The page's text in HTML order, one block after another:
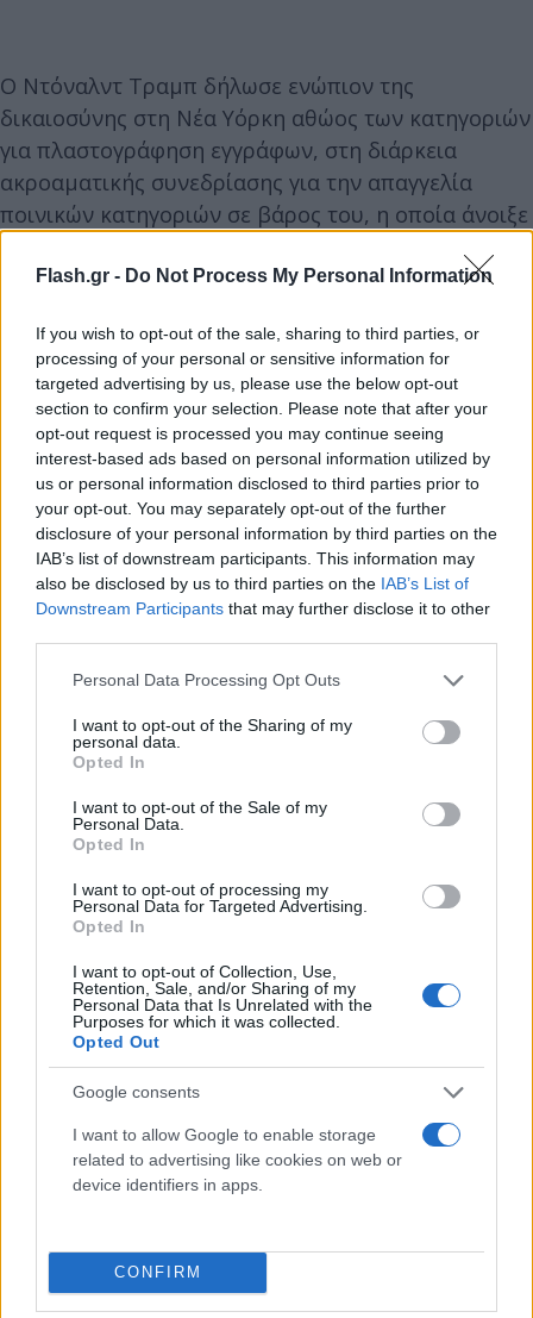
Flash.gr - Do Not Process My Personal Information
If you wish to opt-out of the sale, sharing to third parties, or
processing of your personal or sensitive information for
targeted advertising by us, please use the below opt-out
section to confirm your selection. Please note that after your
opt-out request is processed you may continue seeing
interest-based ads based on personal information utilized by
us or personal information disclosed to third parties prior to
your opt-out. You may separately opt-out of the further
disclosure of your personal information by third parties on the
IAB’s list of downstream participants. This information may
also be disclosed by us to third parties on the IAB’s List of
Downstream Participants that may further disclose it to other
Please note that this website/app uses one or more Google
not limited to your visit or usage behaviour. You may click to
grant or deny consent to Google and its third-party tags to
use your data for below specified purposes in below Google
consent section.
Personal Data Processing Opt Outs
I want to opt-out of the Sharing of my
personal data.
Opted In
I want to opt-out of the Sale of my
Personal Data.
Opted In
I want to opt-out of processing my
Personal Data for Targeted Advertising.
Opted In
I want to opt-out of Collection, Use,
Retention, Sale, and/or Sharing of my
Personal Data that Is Unrelated with the
Purposes for which it was collected.
Opted Out
Google consents
I want to allow Google to enable storage
related to advertising like cookies on web or
device identifiers in apps.
CONFIRM
Ο Ντόναλντ Τραμπ δήλωσε ενώπιον της
δικαιοσύνης στη Νέα Υόρκη αθώος των κατηγοριών
για πλαστογράφηση εγγράφων, στη διάρκεια
ακροαματικής συνεδρίασης για την απαγγελία
ποινικών κατηγοριών σε βάρος του, η οποία άνοιξε